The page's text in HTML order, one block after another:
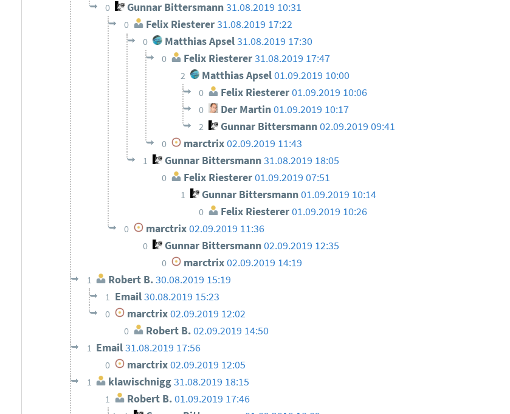
0 Gunnar Bittersmann31.08.2019 10:31
0 Felix Riesterer31.08.2019 17:22
0 Matthias Apsel31.08.2019 17:30
0 Felix Riesterer 31.08.2019 17:47
2 Matthias Apsel01.09.2019 10:00
0 Felix Riesterer01.09.2019 10:06
0 Der Martin01.09.2019 10:17
2 Gunnar Bittersmann02.09.2019 09:41
0 marctrix 02.09.2019 11:43
1 Gunnar Bittersmann31.08.2019 18:05
0 Felix Riesterer 01.09.2019 07:51
1 Gunnar Bittersmann01.09.2019 10:14
0 Felix Riesterer01.09.2019 10:26
0 marctrix02.09.2019 11:36
0 Gunnar Bittersmann02.09.2019 12:35
0 marctrix 02.09.2019 14:19
1 Robert B.30.08.2019 15:19
1 Email30.08.2019 15:23
0 marctrix02.09.2019 12:02
0 Robert B.02.09.2019 14:50
1 Email31.08.2019 17:56
0 marctrix02.09.2019 12:05
1 klawischnigg31.08.2019 18:15
1 Robert B.01.09.2019 17:46